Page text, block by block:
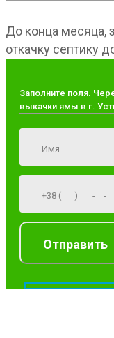
До конца месяца,
откачку септику
Заполните поля.
выкачки ямы в г.